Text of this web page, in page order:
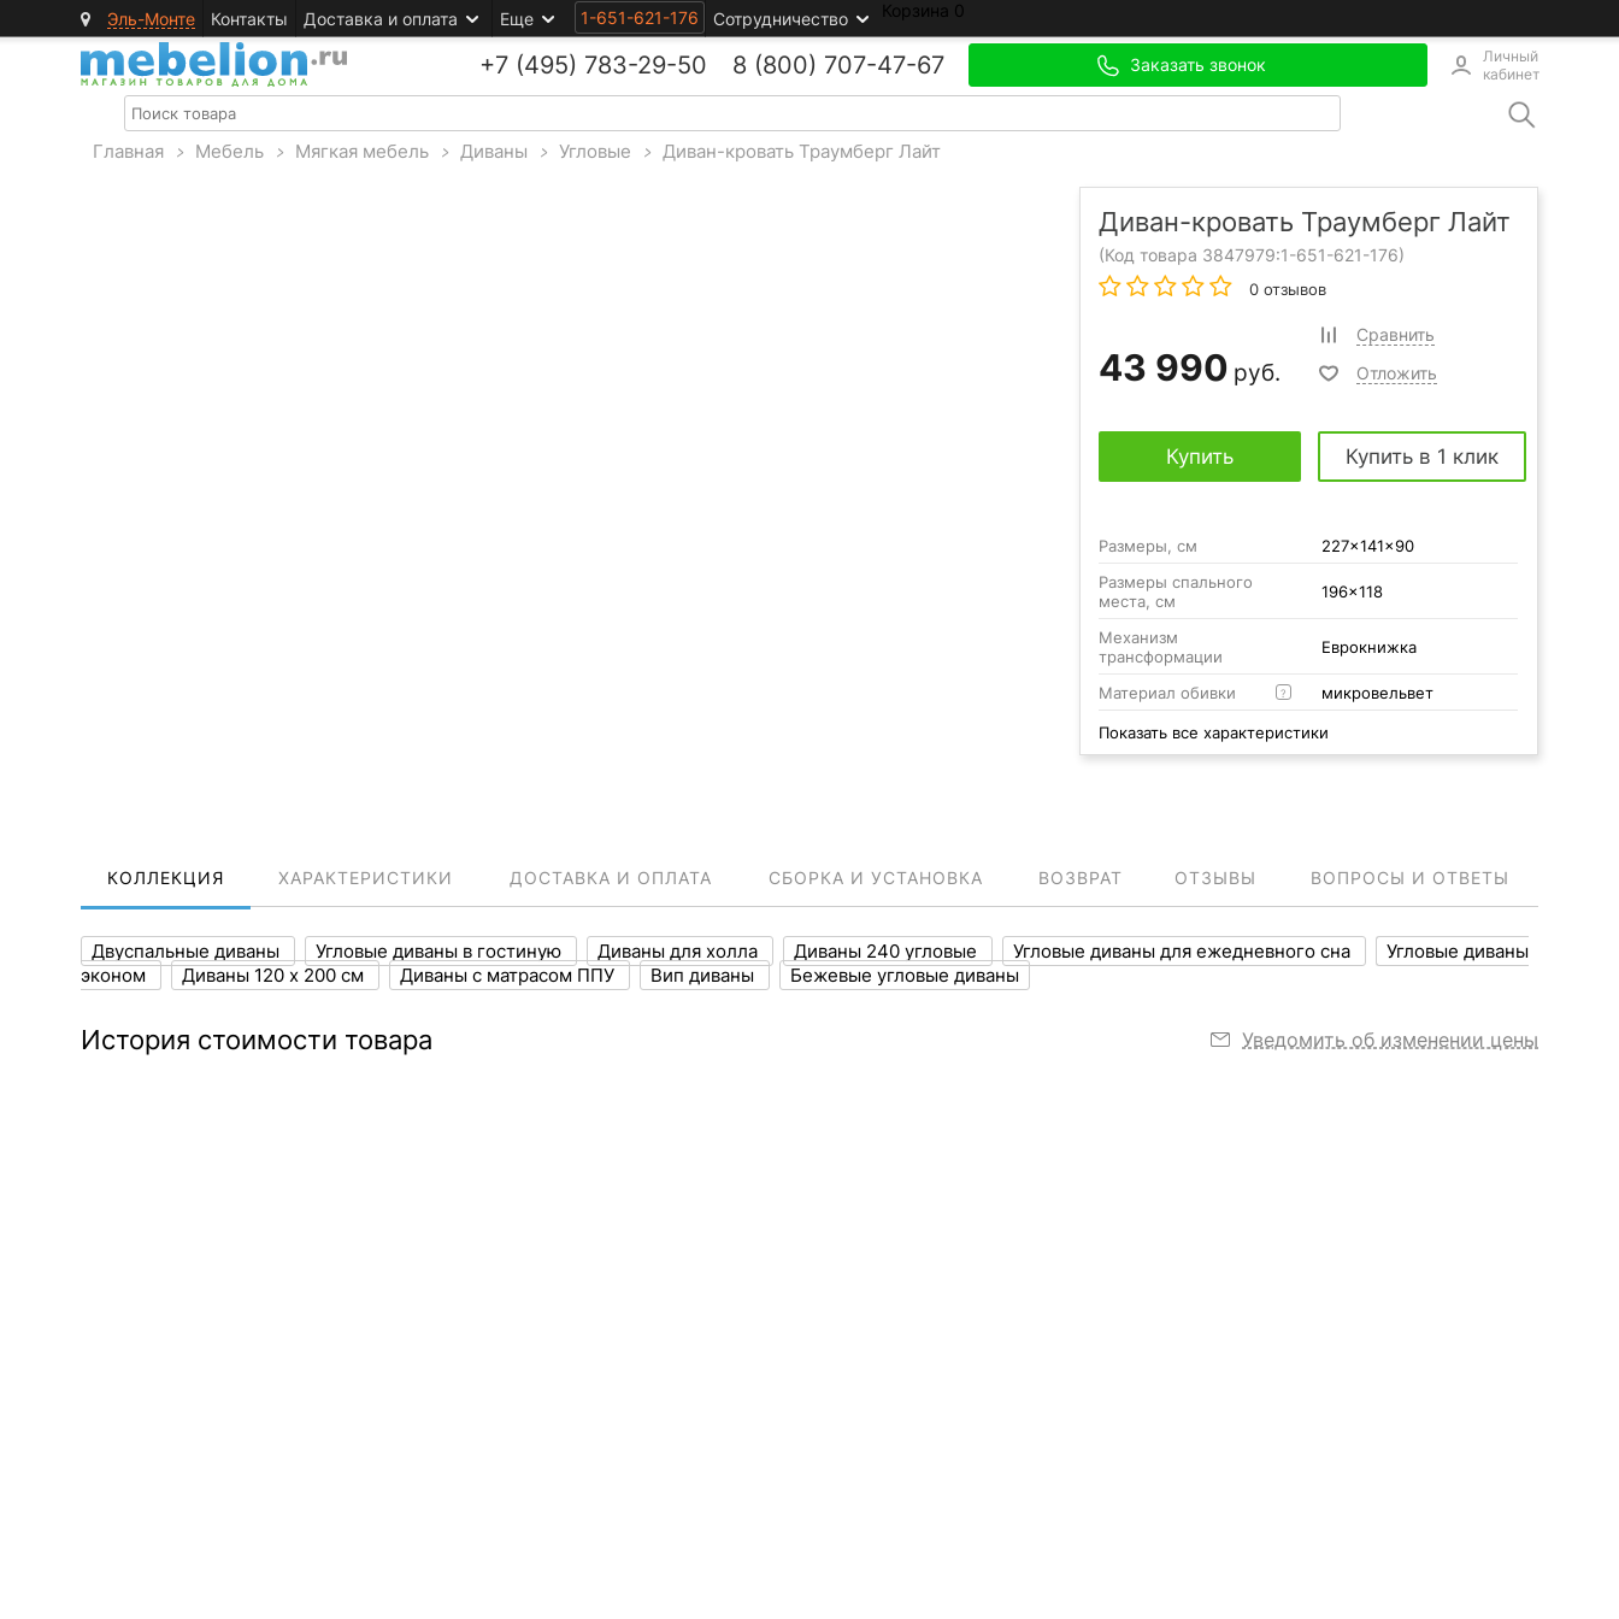
Эль-Монте Контакты Доставка и оплата Еще 1-651-621-176 Сотрудничество Корзина 0
+7 (495) 783-29-50 8 (800) 707-47-67 Заказать звонок
Личный
кабинет
Главная > Мебель > Мягкая мебель > Диваны > Угловые > Диван-кровать Траумберг Лайт
Диван-кровать Траумберг Лайт
(Код товара 3847979:1-651-621-176)
0 отзывов
43 990 руб.
Сравнить
Отложить
Купить Купить в 1 клик
Размеры, см
227x141x90
Размеры спального
места, см
196x118
Механизм
трансформации
Еврокнижка
Материал обивки ? микровельвет
Показать все характеристики
КОЛЛЕКЦИЯ ХАРАКТЕРИСТИКИ ДОСТАВКА И ОПЛАТА СБОРКА И УСТАНОВКА ВОЗВРАТ ОТЗЫВЫ ВОПРОСЫ И ОТВЕТЫ
Двуспальные диваны Угловые диваны в гостиную Диваны для холла Диваны 240 угловые Угловые диваны для ежедневного сна
Угловые диваны
эконом
Диваны 120 х 200 см Диваны с матрасом ППУ Вип диваны Бежевые угловые диваны
История стоимости товара Уведомить об изменении цены